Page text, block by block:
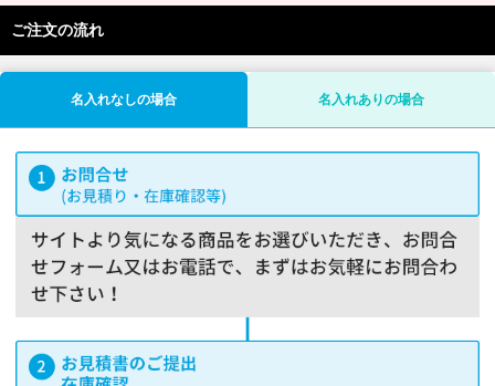
ご注文の流れ
名入れなしの場合 名入れありの場合